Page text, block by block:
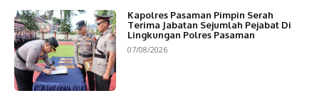
Kapolres Pasaman Pimpin Serah
Terima Jabatan Sejumlah Pejabat Di
Lingkungan Polres Pasaman
07/08/2026